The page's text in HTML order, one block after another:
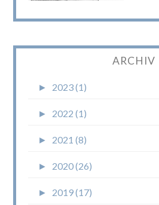
ARCHIV
► 2023 (1)
► 2022 (1)
► 2021 (8)
► 2020 (26)
► 2019 (17)